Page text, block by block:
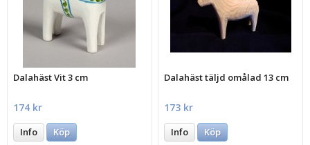
Dalahäst Vit 3 cm
174 kr
Info Köp
Dalahäst täljd omålad 13 cm
173 kr
Info Köp